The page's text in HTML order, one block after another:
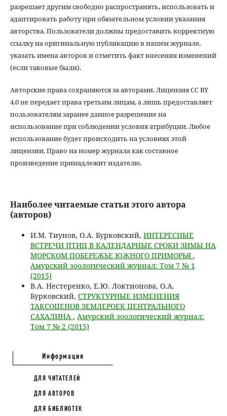
разрешает другим свободно распространять, использовать и
адаптировать работу при обязательном условии указания
авторства. Пользователи должны предоставить корректную
ссылку на оригинальную публикацию в нашем журнале,
указать имена авторов и отметить факт внесения изменений
(если таковые были).
Авторские права сохраняются за авторами. Лицензия CC BY
4.0 не передает права третьим лицам, а лишь предоставляет
пользователям заранее данное разрешение на
использование при соблюдении условия атрибуции. Любое
использование будет происходить на условиях этой
лицензии. Право на номер журнала как составное
произведение принадлежит издателю.
Наиболее читаемые статьи этого автора
(авторов)
И.М. Тиунов, О.А. Бурковский, ИНТЕРЕСНЫЕ
ВСТРЕЧИ ПТИЦ В КАЛЕНДАРНЫЕ СРОКИ ЗИМЫ НА
МОРСКОМ ПОБЕРЕЖЬЕ ЮЖНОГО ПРИМОРЬЯ ,
Амурский зоологический журнал: Том 7 № 1
(2015)
В.А. Нестеренко, Е.Ю. Локтионова, О.А.
Бурковский, СТРУКТУРНЫЕ ИЗМЕНЕНИЯ
ТАКСОЦЕНОВ ЗЕМЛЕРОЕК ЦЕНТРАЛЬНОГО
САХАЛИНА , Амурский зоологический журнал:
Том 7 № 2 (2015)
Информация
ДЛЯ ЧИТАТЕЛЕЙ
ДЛЯ АВТОРОВ
ДЛЯ БИБЛИОТЕК